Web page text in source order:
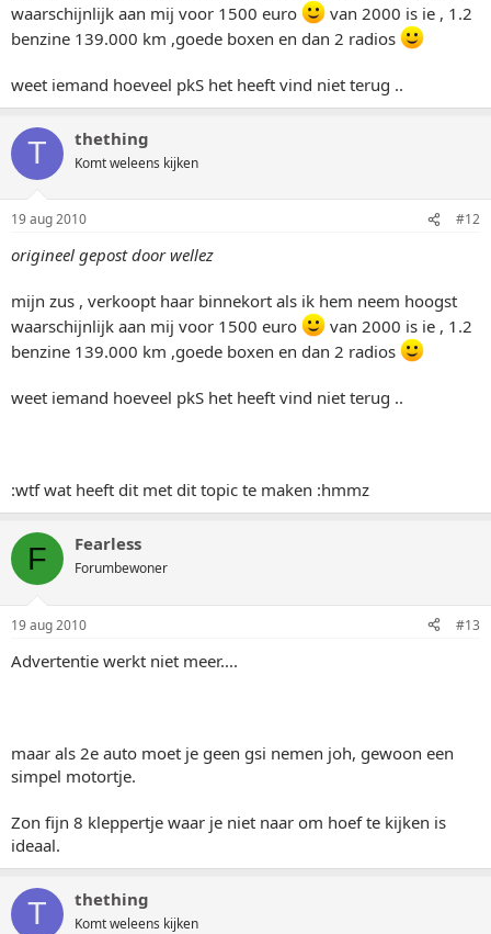
waarschijnlijk aan mij voor 1500 euro
van 2000 is ie , 1.2
benzine 139.000 km ,goede boxen en dan 2 radios
weet iemand hoeveel pkS het heeft vind niet terug ..
T thething
Komt weleens kijken
19 aug 2010 #12
origineel gepost door wellez
mijn zus , verkoopt haar binnekort als ik hem neem hoogst
waarschijnlijk aan mij voor 1500 euro
van 2000 is ie , 1.2
benzine 139.000 km ,goede boxen en dan 2 radios
weet iemand hoeveel pkS het heeft vind niet terug ..
:wtf wat heeft dit met dit topic te maken :hmmz
F Fearless
Forumbewoner
19 aug 2010 #13
Advertentie werkt niet meer....
maar als 2e auto moet je geen gsi nemen joh, gewoon een
simpel motortje.
Zon fijn 8 kleppertje waar je niet naar om hoef te kijken is
ideaal.
T thething
Komt weleens kijken